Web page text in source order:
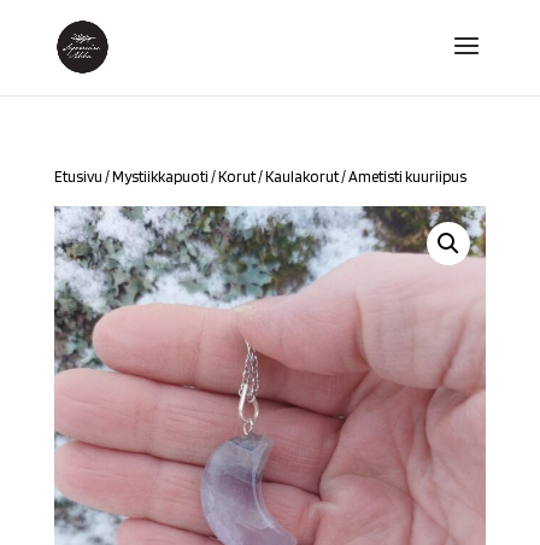
Etusivu /Mystiikkapuoti /Korut/Kaulakorut/ Ametisti kuuriipus